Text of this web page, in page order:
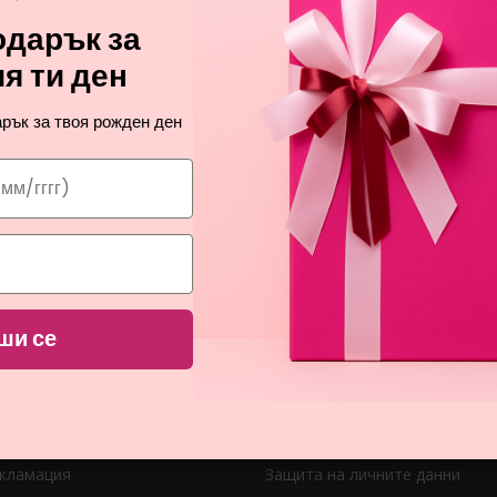
за Вашите пари
ВАЖНИ ЛИНКОВЕ
Начини на доставка
Защита на личните данни
за
ти ден
за твоя рожден ден
се